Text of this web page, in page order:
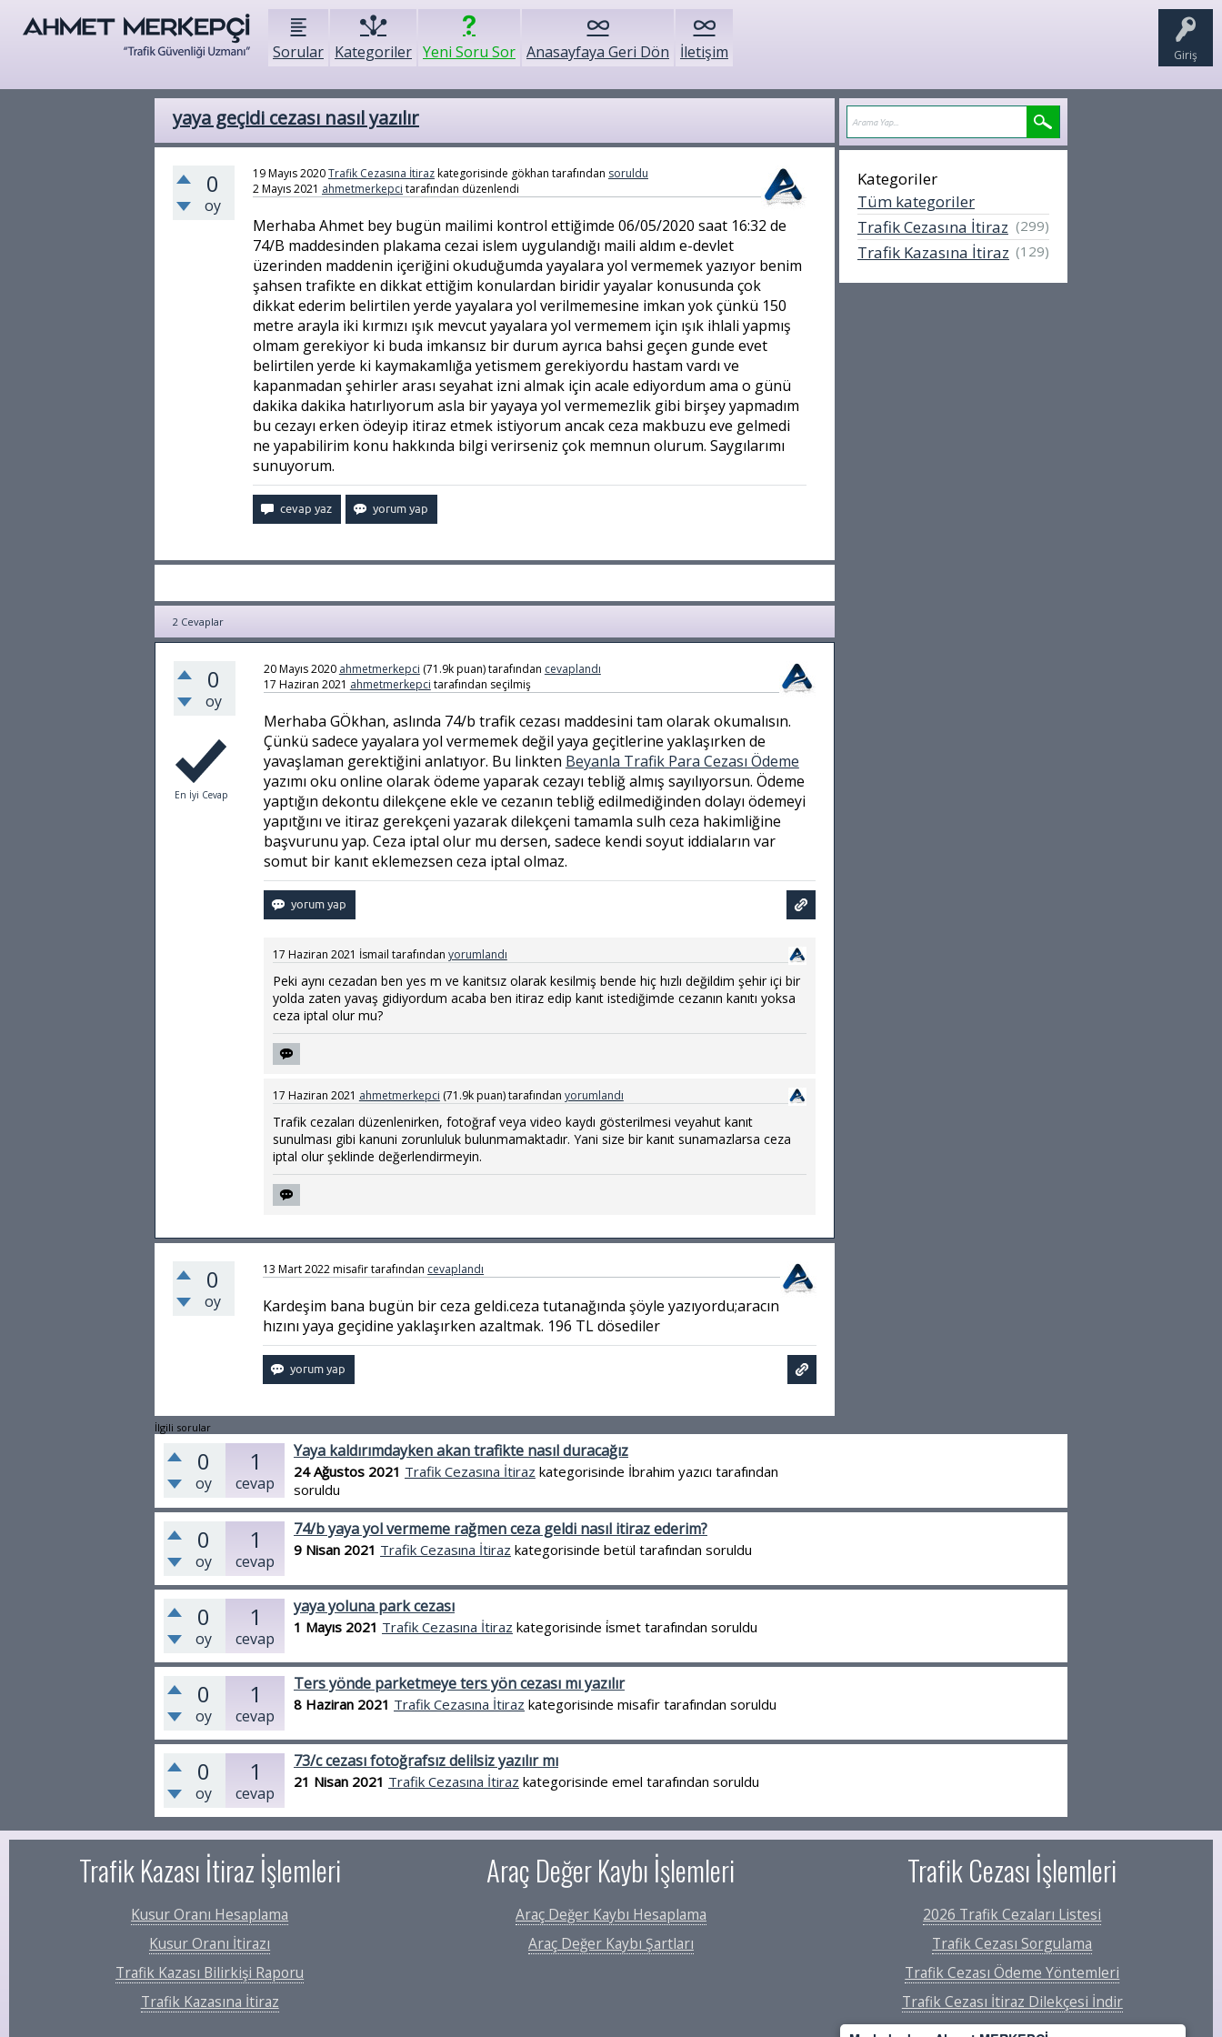
Giriş
Sorular Kategoriler Yeni Soru Sor Anasayfaya Geri Dön İletişim
yaya geçidi cezası nasıl yazılır
0
oy
19 Mayıs 2020Trafik Cezasına İtirazkategorisinde gökhan tarafından soruldu
2 Mayıs 2021 ahmetmerkepci tarafından düzenlendi
Merhaba Ahmet bey bugün mailimi kontrol ettiğimde 06/05/2020 saat 16:32 de
74/B maddesinden plakama cezai islem uygulandığı maili aldım e-devlet
üzerinden maddenin içeriğini okuduğumda yayalara yol vermemek yazıyor benim
şahsen trafikte en dikkat ettiğim konulardan biridir yayalar konusunda çok
dikkat ederim belirtilen yerde yayalara yol verilmemesine imkan yok çünkü 150
metre arayla iki kırmızı ışık mevcut yayalara yol vermemem için ışık ihlali yapmış
olmam gerekiyor ki buda imkansız bir durum ayrıca bahsi geçen gunde evet
belirtilen yerde ki kaymakamlığa yetismem gerekiyordu hastam vardı ve
kapanmadan şehirler arası seyahat izni almak için acale ediyordum ama o günü
dakika dakika hatırlıyorum asla bir yayaya yol vermemezlik gibi birşey yapmadım
bu cezayı erken ödeyip itiraz etmek istiyorum ancak ceza makbuzu eve gelmedi
ne yapabilirim konu hakkında bilgi verirseniz çok memnun olurum. Saygılarımı
sunuyorum.
2 Cevaplar
0
oy
20 Mayıs 2020 ahmetmerkepci (71.9kpuan)tarafından cevaplandı
17 Haziran 2021 ahmetmerkepci tarafından seçilmiş
En İyi Cevap
Merhaba GÖkhan, aslında 74/b trafik cezası maddesini tam olarak okumalısın.
Çünkü sadece yayalara yol vermemek değil yaya geçitlerine yaklaşırken de
yavaşlaman gerektiğini anlatıyor. Bu linkten Beyanla Trafik Para Cezası Ödeme
yazımı oku online olarak ödeme yaparak cezayı tebliğ almış sayılıyorsun. Ödeme
yaptığın dekontu dilekçene ekle ve cezanın tebliğ edilmediğinden dolayı ödemeyi
yapıtğını ve itiraz gerekçeni yazarak dilekçeni tamamla sulh ceza hakimliğine
başvurunu yap. Ceza iptal olur mu dersen, sadece kendi soyut iddiaların var
somut bir kanıt eklemezsen ceza iptal olmaz.
17 Haziran 2021 İsmail tarafından yorumlandı
Peki aynı cezadan ben yes m ve kanitsız olarak kesilmiş bende hiç hızlı değildim şehir içi bir
yolda zaten yavaş gidiyordum acaba ben itiraz edip kanıt istediğimde cezanın kanıtı yoksa
ceza iptal olur mu?
17 Haziran 2021 ahmetmerkepci (71.9kpuan)tarafından yorumlandı
Trafik cezaları düzenlenirken, fotoğraf veya video kaydı gösterilmesi veyahut kanıt
sunulması gibi kanuni zorunluluk bulunmamaktadır. Yani size bir kanıt sunamazlarsa ceza
iptal olur şeklinde değerlendirmeyin.
0
oy
13 Mart 2022misafirtarafından cevaplandı
Kardeşim bana bugün bir ceza geldi.ceza tutanağında şöyle yazıyordu;aracın
hızını yaya geçidine yaklaşırken azaltmak. 196 TL dösediler
Kategoriler
Tüm kategoriler
Trafik Cezasına İtiraz (299)
Trafik Kazasına İtiraz (129)
İlgili sorular
0
oy
1
cevap
Yaya kaldırımdayken akan trafikte nasıl duracağız
24 Ağustos 2021 Trafik Cezasına İtiraz kategorisinde İbrahim yazıcı tarafından
soruldu
0
oy
1
cevap
74/b yaya yol vermeme rağmen ceza geldi nasıl itiraz ederim?
9 Nisan 2021 Trafik Cezasına İtiraz kategorisinde betül tarafından soruldu
0
oy
1
cevap
yaya yoluna park cezası
1 Mayıs 2021 Trafik Cezasına İtiraz kategorisinde i̇smet tarafından soruldu
0
oy
1
cevap
Ters yönde parketmeye ters yön cezası mı yazılır
8 Haziran 2021 Trafik Cezasına İtiraz kategorisinde misafir tarafından soruldu
0
oy
1
cevap
73/c cezası fotoğrafsız delilsiz yazılır mı
21 Nisan 2021 Trafik Cezasına İtiraz kategorisinde emel tarafından soruldu
Trafik Kazası İtiraz İşlemleri
Kusur Oranı Hesaplama
Kusur Oranı İtirazı
Trafik Kazası Bilirkişi Raporu
Trafik Kazasına İtiraz
Araç Değer Kaybı İşlemleri
Araç Değer Kaybı Hesaplama
Araç Değer Kaybı Şartları
Trafik Cezası İşlemleri
2026 Trafik Cezaları Listesi
Trafik Cezası Sorgulama
Trafik Cezası Ödeme Yöntemleri
Trafik Cezası İtiraz Dilekçesi İndir